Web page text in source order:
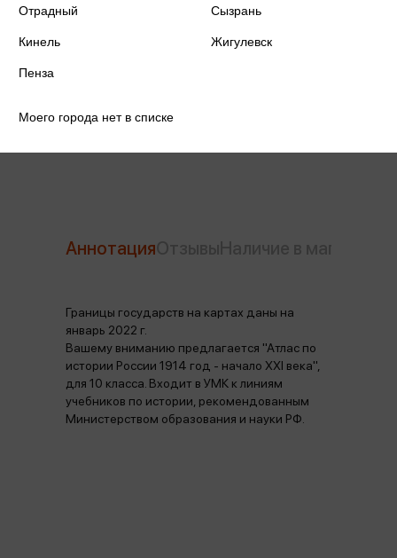
ISBN 978-5-358-20773-8
Аннотация
Границы государств на картах даны на
январь 2022 г.
Вашему вниманию предлагается "Атлас по
истории России 1914 год - начало XXI века",
для 10 класса. Входит в УМК к линиям
учебников по истории, рекомендованным
Министерством образования и науки РФ.
Отрадный Сызрань
Кинель Жигулевск
Пенза
Моего города нет в списке